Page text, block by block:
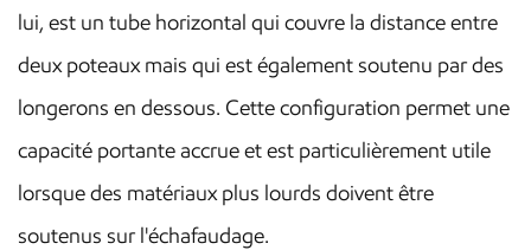
lui, est un tube horizontal qui couvre la distance entre
deux poteaux mais qui est également soutenu par des
longerons en dessous. Cette configuration permet une
capacité portante accrue et est particulièrement utile
lorsque des matériaux plus lourds doivent être
soutenus sur l'échafaudage.